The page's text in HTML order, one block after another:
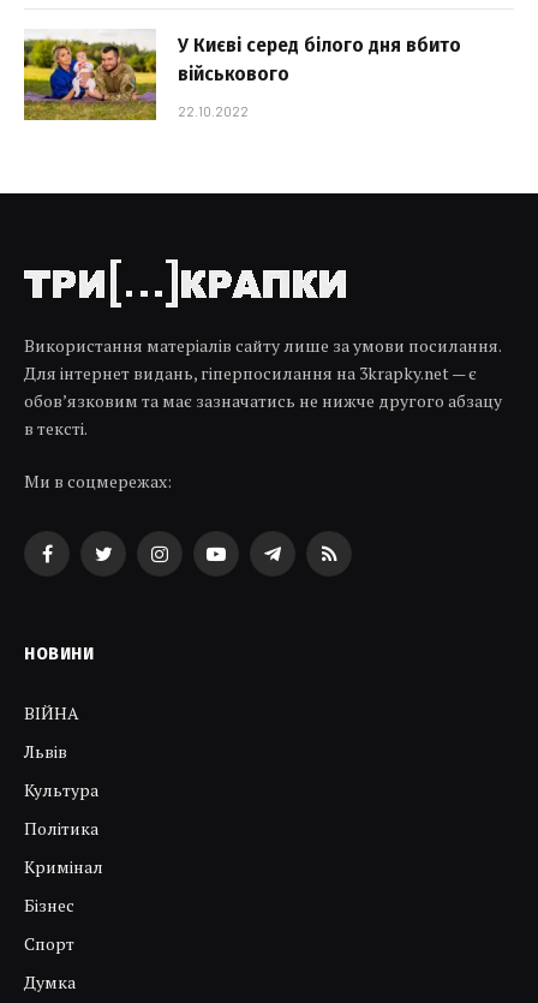
У Києві серед білого дня вбито
військового
22.10.2022
Використання матеріалів сайту лише за умови посилання.
Для інтернет видань, гіперпосилання на 3krapky.net — є
обов’язковим та має зазначатись не нижче другого абзацу
в тексті.
Ми в соцмережах:
FacebookTwitterInstagramYouTubeTelegramRSS
НОВИНИ
ВІЙНА
Львів
Культура
Політика
Кримінал
Бізнес
Спорт
Думка